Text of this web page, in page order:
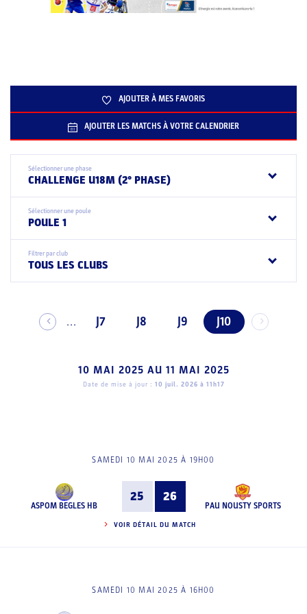
AJOUTER À MES FAVORIS
AJOUTER LES MATCHS À VOTRE CALENDRIER
Sélectionner une phase
CHALLENGE U18M (2° PHASE)
Sélectionner une poule
POULE 1
Filtrer par club
TOUS LES CLUBS
... J7 J8 J9 J10
10 MAI 2025 AU 11 MAI 2025
Date de mise à jour : 10 juil. 2026 à 11h17
SAMEDI 10 MAI 2025 À 19H00
ASPOM BEGLES HB
25 26
PAU NOUSTY SPORTS
VOIR DÉTAIL DU MATCH
SAMEDI 10 MAI 2025 À 16H00